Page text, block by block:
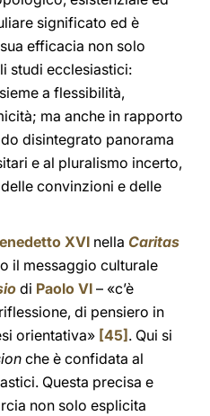
significato ed è
efficacia non solo
studi ecclesiastici:
a flessibilità,
ma anche in rapporto
disintegrato panorama
e al pluralismo incerto,
convinzioni e delle
XVI nella Caritas
il messaggio culturale
di Paolo VI – «c’è
di pensiero in
orientativa» [45] . Qui si
che è confidata al
Questa precisa e
non solo esplicita